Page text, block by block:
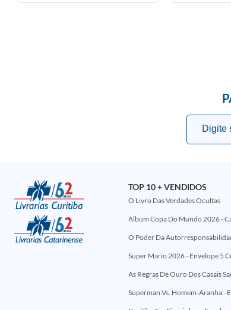
TOP 10 + VENDIDOS
O Livro Das Verdades Ocultas
Álbum Copa Do Mundo 2026 -
O Poder Da
Super Mario 2026 - Envelope 5
As Regras De Ouro Dos Casais